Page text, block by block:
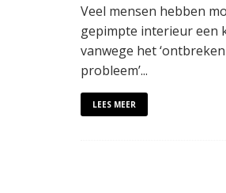
Veel mensen hebben
gepimpte interieur een
vanwege het
probleem’...
LEES MEER